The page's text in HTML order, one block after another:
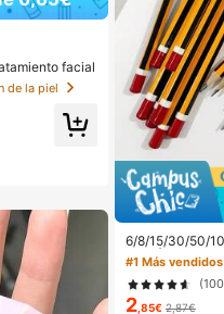
facial
de la piel
6/8/15/30/50/
a de Álamo
Dureza HB -
Regreso a la
#1 Más vendidos
2,85€ 2,87€